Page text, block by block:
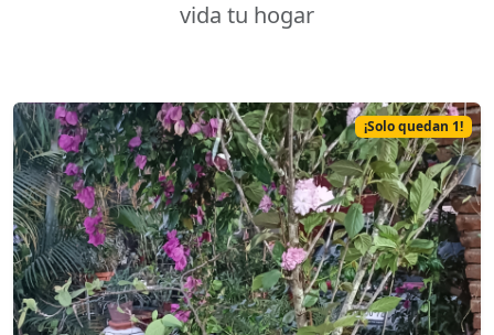
vida tu hogar
¡Solo quedan 1!